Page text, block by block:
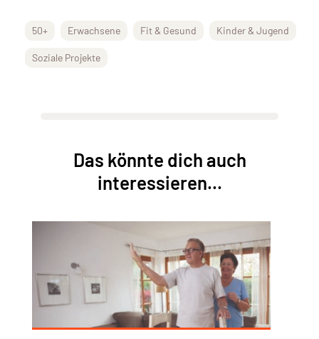
50+ Erwachsene Fit & Gesund Kinder & Jugend
Soziale Projekte
Das könnte dich auch
interessieren...